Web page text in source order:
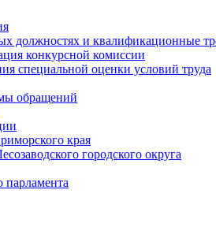
должностях и квалификационные
конкурсной комиссии
специальной оценки условий труда
обращений
края
городского округа
парламента